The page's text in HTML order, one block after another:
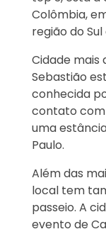
Colômbia,
região do Sul
Cidade mais
Sebastião
conhecida
contato com
uma
Paulo.
Além das
local tem
passeio. A
evento de